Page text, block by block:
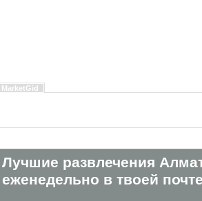
MarketGid
Лучшие развлечения
eженедельно в твоей